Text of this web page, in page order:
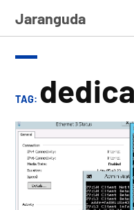
Jaranguda
TAG: